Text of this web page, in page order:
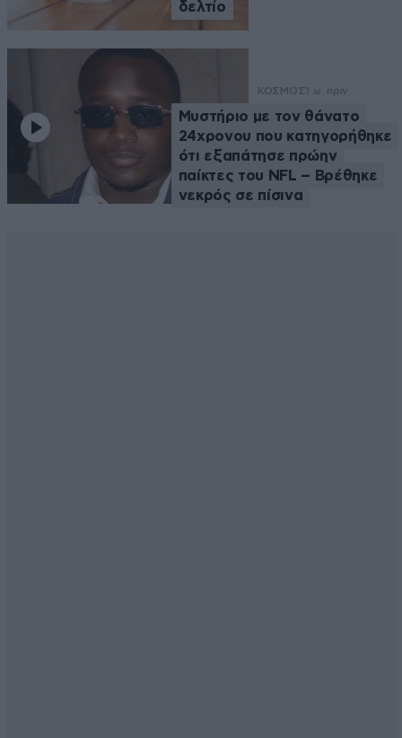
δελτίο
ΚΟΣΜΟΣ 1 ω. πριν
Μυστήριο με τον θάνατο
24χρονου που κατηγορήθηκε
ότι εξαπάτησε πρώην
παίκτες του NFL – Βρέθηκε
νεκρός σε πίσινα